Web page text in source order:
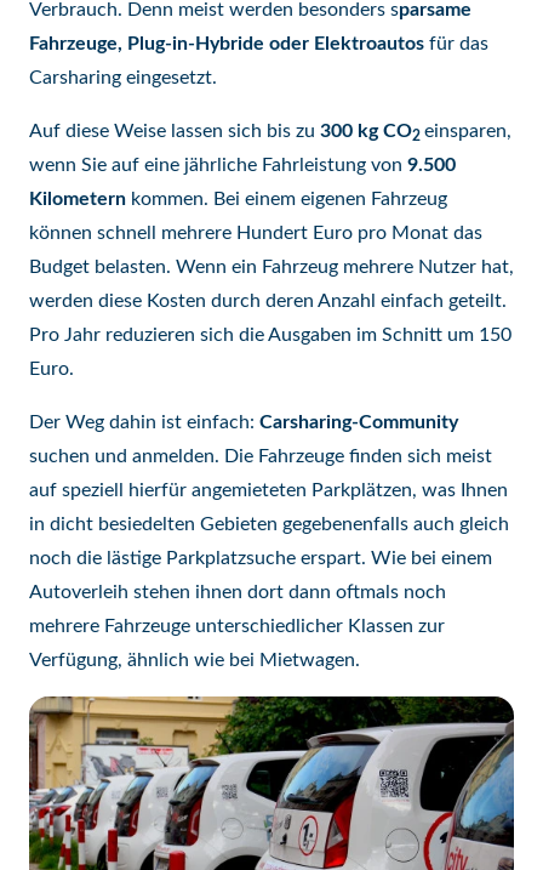
Verbrauch. Denn meist werden besonders sparsame
Fahrzeuge, Plug-in-Hybride oder Elektroautos für das
Carsharing eingesetzt.
Auf diese Weise lassen sich bis zu 300 kg CO2 einsparen,
wenn Sie auf eine jährliche Fahrleistung von 9.500
Kilometern kommen. Bei einem eigenen Fahrzeug
können schnell mehrere Hundert Euro pro Monat das
Budget belasten. Wenn ein Fahrzeug mehrere Nutzer hat,
werden diese Kosten durch deren Anzahl einfach geteilt.
Pro Jahr reduzieren sich die Ausgaben im Schnitt um 150
Euro.
Der Weg dahin ist einfach: Carsharing-Community
suchen und anmelden. Die Fahrzeuge finden sich meist
auf speziell hierfür angemieteten Parkplätzen, was Ihnen
in dicht besiedelten Gebieten gegebenenfalls auch gleich
noch die lästige Parkplatzsuche erspart. Wie bei einem
Autoverleih stehen ihnen dort dann oftmals noch
mehrere Fahrzeuge unterschiedlicher Klassen zur
Verfügung, ähnlich wie bei Mietwagen.